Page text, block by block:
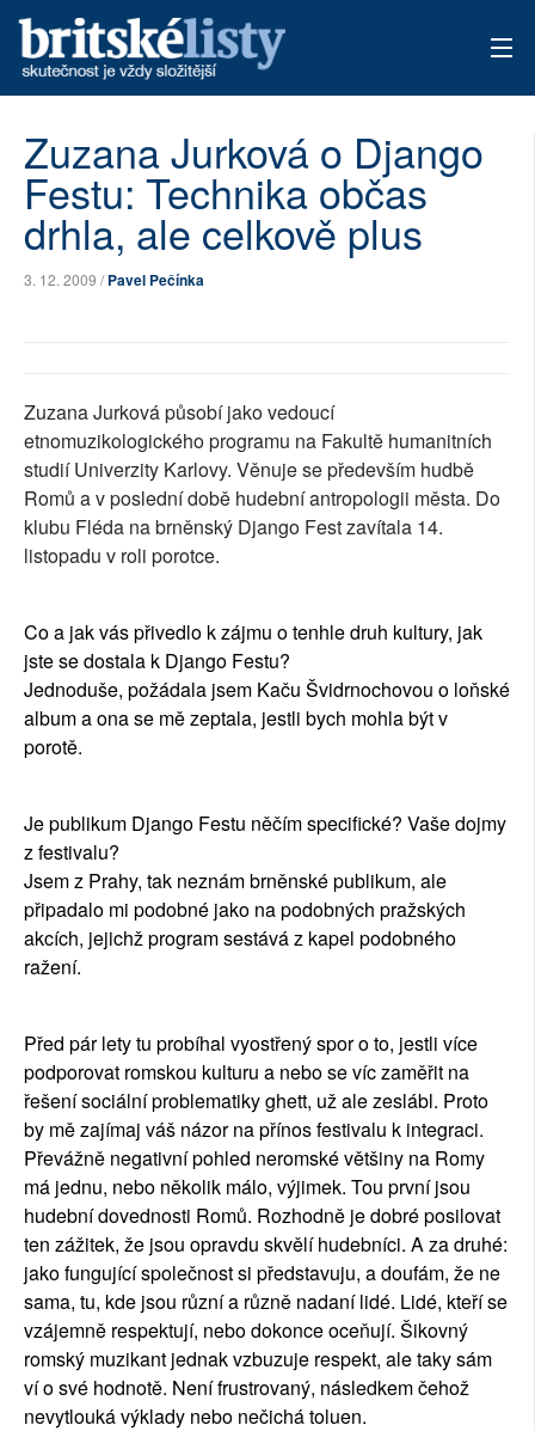
ARCHIV
TÉMATA
AUTOŘI
Zuzana Jurková o Django
Festu: Technika občas
drhla, ale celkově plus
3. 12. 2009 /Pavel Pečínka
Zuzana Jurková působí jako vedoucí
etnomuzikologického programu na Fakultě humanitních
studií Univerzity Karlovy. Věnuje se především hudbě
Romů a v poslední době hudební antropologii města. Do
klubu Fléda na brněnský Django Fest zavítala 14.
listopadu v roli porotce.
Co a jak vás přivedlo k zájmu o tenhle druh kultury, jak
jste se dostala k Django Festu?
Jednoduše, požádala jsem Kaču Švidrnochovou o loňské
album a ona se mě zeptala, jestli bych mohla být v
porotě.
Je publikum Django Festu něčím specifické? Vaše dojmy
z festivalu?
Jsem z Prahy, tak neznám brněnské publikum, ale
připadalo mi podobné jako na podobných pražských
akcích, jejichž program sestává z kapel podobného
ražení.
Před pár lety tu probíhal vyostřený spor o to, jestli více
podporovat romskou kulturu a nebo se víc zaměřit na
řešení sociální problematiky ghett, už ale zeslábl. Proto
by mě zajímaj váš názor na přínos festivalu k integraci.
Převážně negativní pohled neromské většiny na Romy
má jednu, nebo několik málo, výjimek. Tou první jsou
hudební dovednosti Romů. Rozhodně je dobré posilovat
ten zážitek, že jsou opravdu skvělí hudebníci. A za druhé:
jako fungující společnost si představuju, a doufám, že ne
sama, tu, kde jsou různí a různě nadaní lidé. Lidé, kteří se
vzájemně respektují, nebo dokonce oceňují. Šikovný
romský muzikant jednak vzbuzuje respekt, ale taky sám
ví o své hodnotě. Není frustrovaný, následkem čehož
nevytlouká výklady nebo nečichá toluen.